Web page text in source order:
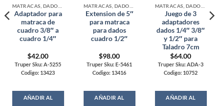
Adaptador para
matraca de
cuadro 3/8″ a
cuadro 1/4″
$42.00
Truper Sku: A-5255
Codigo: 13423
AÑADIR AL
Extension de 5″
para matraca
para dados
cuadro 1/2″
$98.00
Truper Sku: E-5461
Codigo: 13416
AÑADIR AL
Juego de 3
adaptadores
dados 1/4″ 3/8″
y 1/2″ para
Taladro 7cm
$64.00
Truper Sku: ADA-3
Codigo: 10752
AÑADIR AL